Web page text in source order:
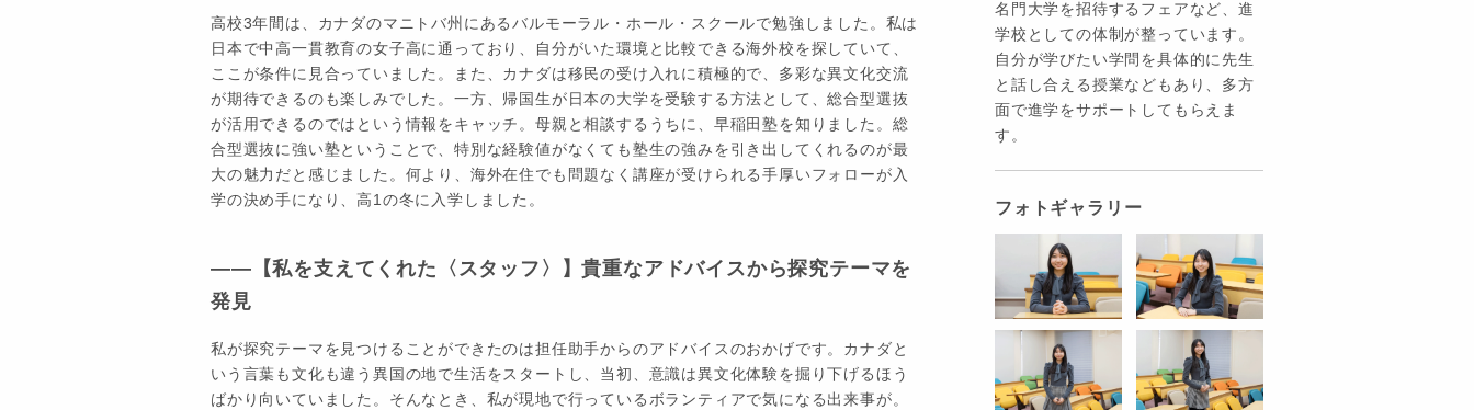
高校3年間は、カナダのマニトバ州にあるバルモーラル・ホール・スクールで勉強しました。私は
日本で中高一貫教育の女子高に通っており、自分がいた環境と比較できる海外校を探していて、
ここが条件に見合っていました。また、カナダは移民の受け入れに積極的で、多彩な異文化交流
が期待できるのも楽しみでした。一方、帰国生が日本の大学を受験する方法として、総合型選抜
が活用できるのではという情報をキャッチ。母親と相談するうちに、早稲田塾を知りました。総
合型選抜に強い塾ということで、特別な経験値がなくても塾生の強みを引き出してくれるのが最
大の魅力だと感じました。何より、海外在住でも問題なく講座が受けられる手厚いフォローが入
学の決め手になり、高1の冬に入学しました。
――【私を支えてくれた〈スタッフ〉】貴重なアドバイスから探究テーマを
発見
私が探究テーマを見つけることができたのは担任助手からのアドバイスのおかげです。カナダと
いう言葉も文化も違う異国の地で生活をスタートし、当初、意識は異文化体験を掘り下げるほう
ばかり向いていました。そんなとき、私が現地で行っているボランティアで気になる出来事が。
名門大学を招待するフェアなど、進
学校としての体制が整っています。
自分が学びたい学問を具体的に先生
と話し合える授業などもあり、多方
面で進学をサポートしてもらえま
す。
フォトギャラリー